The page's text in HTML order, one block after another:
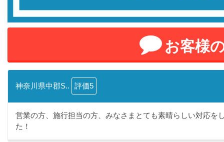
お客様
神奈川県中郡S.. 評価5
営業の方、施行担当の方、みなさまとても素晴らしい対応を
た！